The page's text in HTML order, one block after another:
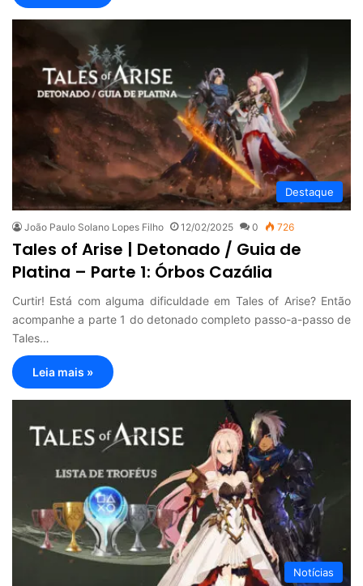
Destaque
João Paulo Solano Lopes Filho 12/02/2025 0 726
Tales of Arise | Detonado / Guia de
Platina – Parte 1: Órbos Cazália
Curtir! Está com alguma dificuldade em Tales of Arise? Então
acompanhe a parte 1 do detonado completo passo-a-passo de
Tales…
Leia mais »
Notícias